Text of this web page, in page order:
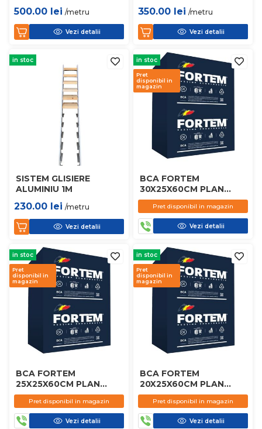
500.00 lei /metru
Vezi detalii
350.00 lei /metru
Vezi detalii
in stoc
SISTEM GLISIERE
ALUMINIU 1M
230.00 lei /metru
Vezi detalii
in stoc
Pret
disponibil in
magazin
BCA FORTEM
30X25X60CM PLAN
D450
Pret disponibil in magazin
Vezi detalii
in stoc
Pret
disponibil in
magazin
BCA FORTEM
25X25X60CM PLAN
D450
Pret disponibil in magazin
Vezi detalii
in stoc
Pret
disponibil in
magazin
BCA FORTEM
20X25X60CM PLAN
D450
Pret disponibil in magazin
Vezi detalii